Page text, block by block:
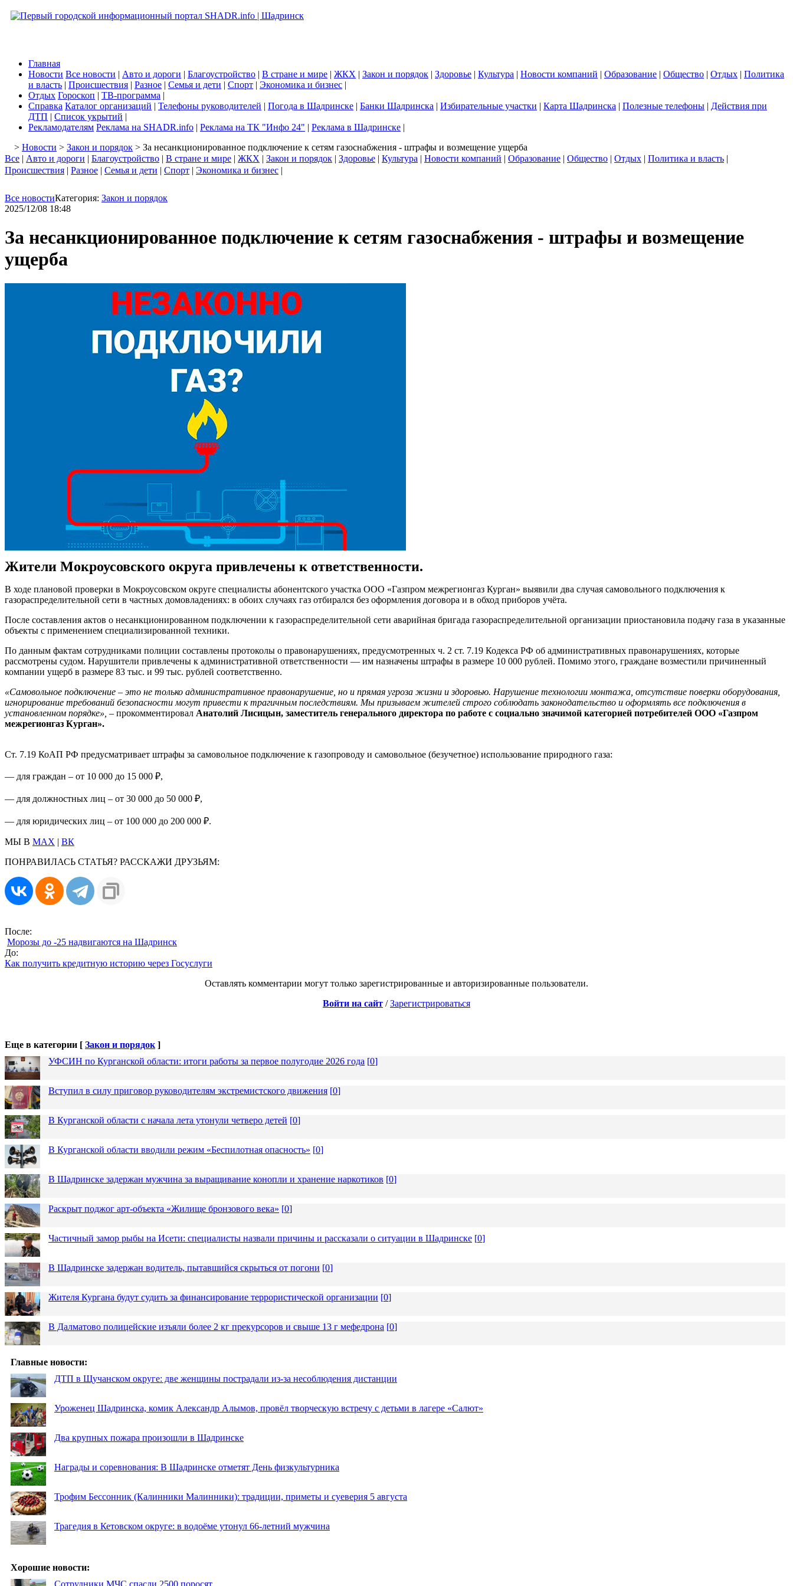
Главная
Новости Все новости | Авто и дороги | Благоустройство | В стране и мире | ЖКХ | Закон и порядок | Здоровье | Культура | Новости компаний | Образование | Общество | Отдых | Политика
и власть | Происшествия | Разное | Семья и дети | Спорт | Экономика и бизнес |
Отдых Гороскоп | ТВ-программа |
Справка Каталог организаций | Телефоны руководителей | Погода в Шадринске | Банки Шадринска | Избирательные участки | Карта Шадринска | Полезные телефоны | Действия при
ДТП | Список укрытий |
Рекламодателям Реклама на SHADR.info | Реклама на ТК "Инфо 24" | Реклама в Шадринске |
> Новости > Закон и порядок > За несанкционированное подключение к сетям газоснабжения - штрафы и возмещение ущерба
Все | Авто и дороги | Благоустройство | В стране и мире | ЖКХ | Закон и порядок | Здоровье | Культура | Новости компаний | Образование | Общество | Отдых | Политика и власть |
Происшествия | Разное | Семья и дети | Спорт | Экономика и бизнес |
Все новостиКатегория: Закон и порядок
2025/12/08 18:48
За несанкционированное подключение к сетям газоснабжения - штрафы и возмещение
ущерба
Жители Мокроусовского округа привлечены к ответственности.
В ходе плановой проверки в Мокроусовском округе специалисты абонентского участка ООО «Газпром межрегионгаз Курган» выявили два случая самовольного подключения к
газораспределительной сети в частных домовладениях: в обоих случаях газ отбирался без оформления договора и в обход приборов учёта.
После составления актов о несанкционированном подключении к газораспределительной сети аварийная бригада газораспределительной организации приостановила подачу газа в указанные
объекты с применением специализированной техники.
По данным фактам сотрудниками полиции составлены протоколы о правонарушениях, предусмотренных ч. 2 ст. 7.19 Кодекса РФ об административных правонарушениях, которые
рассмотрены судом. Нарушители привлечены к административной ответственности — им назначены штрафы в размере 10 000 рублей. Помимо этого, граждане возместили причиненный
компании ущерб в размере 83 тыс. и 99 тыс. рублей соответственно.
«Самовольное подключение – это не только административное правонарушение, но и прямая угроза жизни и здоровью. Нарушение технологии монтажа, отсутствие поверки оборудования,
игнорирование требований безопасности могут привести к трагичным последствиям. Мы призываем жителей строго соблюдать законодательство и оформлять все подключения в
установленном порядке», – прокомментировал Анатолий Лисицын, заместитель генерального директора по работе с социально значимой категорией потребителей ООО «Газпром
межрегионгаз Курган».
Ст. 7.19 КоАП РФ предусматривает штрафы за самовольное подключение к газопроводу и самовольное (безучетное) использование природного газа:
— для граждан – от 10 000 до 15 000 ₽,
— для должностных лиц – от 30 000 до 50 000 ₽,
— для юридических лиц – от 100 000 до 200 000 ₽.
МЫ В MAX | ВК
ПОНРАВИЛАСЬ СТАТЬЯ? РАССКАЖИ ДРУЗЬЯМ:
После:
Морозы до -25 надвигаются на Шадринск
До:
Как получить кредитную историю через Госуслуги
Оставлять комментарии могут только зарегистрированные и авторизированные пользователи.
Войти на сайт /Зарегистрироваться
Еще в категории [ Закон и порядок ]
УФСИН по Курганской области: итоги работы за первое полугодие 2026 года [0]
Вступил в силу приговор руководителям экстремистского движения [0]
В Курганской области с начала лета утонули четверо детей [0]
В Курганской области вводили режим «Беспилотная опасность» [0]
В Шадринске задержан мужчина за выращивание конопли и хранение наркотиков [0]
Раскрыт поджог арт-объекта «Жилище бронзового века» [0]
Частичный замор рыбы на Исети: специалисты назвали причины и рассказали о ситуации в Шадринске [0]
В Шадринске задержан водитель, пытавшийся скрыться от погони [0]
Жителя Кургана будут судить за финансирование террористической организации [0]
В Далматово полицейские изъяли более 2 кг прекурсоров и свыше 13 г мефедрона [0]
Главные новости:
ДТП в Щучанском округе: две женщины пострадали из-за несоблюдения дистанции
Уроженец Шадринска, комик Александр Алымов, провёл творческую встречу с детьми в лагере «Салют»
Два крупных пожара произошли в Шадринске
Награды и соревнования: В Шадринске отметят День физкультурника
Трофим Бессонник (Калинники Малинники): традиции, приметы и суеверия 5 августа
Трагедия в Кетовском округе: в водоёме утонул 66-летний мужчина
Хорошие новости:
Сотрудники МЧС спасли 2500 поросят